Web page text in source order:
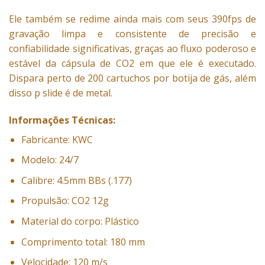
Ele também se redime ainda mais com seus 390fps de
gravação limpa e consistente de precisão e
confiabilidade significativas, graças ao fluxo poderoso e
estável da cápsula de CO2 em que ele é executado.
Dispara perto de 200 cartuchos por botija de gás, além
disso p slide é de metal.
Informações Técnicas:
Fabricante: KWC
Modelo: 24/7
Calibre: 4.5mm BBs (.177)
Propulsão: CO2 12g
Material do corpo: Plástico
Comprimento total: 180 mm
Velocidade: 120 m/s